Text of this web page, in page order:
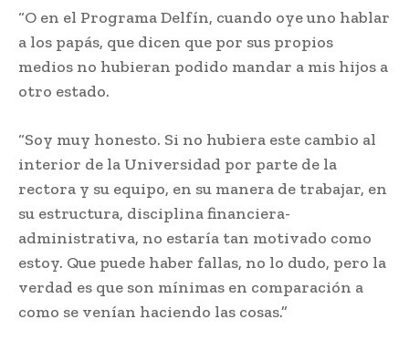
“O en el Programa Delfín, cuando oye uno hablar
a los papás, que dicen que por sus propios
medios no hubieran podido mandar a mis hijos a
otro estado.
“Soy muy honesto. Si no hubiera este cambio al
interior de la Universidad por parte de la
rectora y su equipo, en su manera de trabajar, en
su estructura, disciplina financiera-
administrativa, no estaría tan motivado como
estoy. Que puede haber fallas, no lo dudo, pero la
verdad es que son mínimas en comparación a
como se venían haciendo las cosas.”